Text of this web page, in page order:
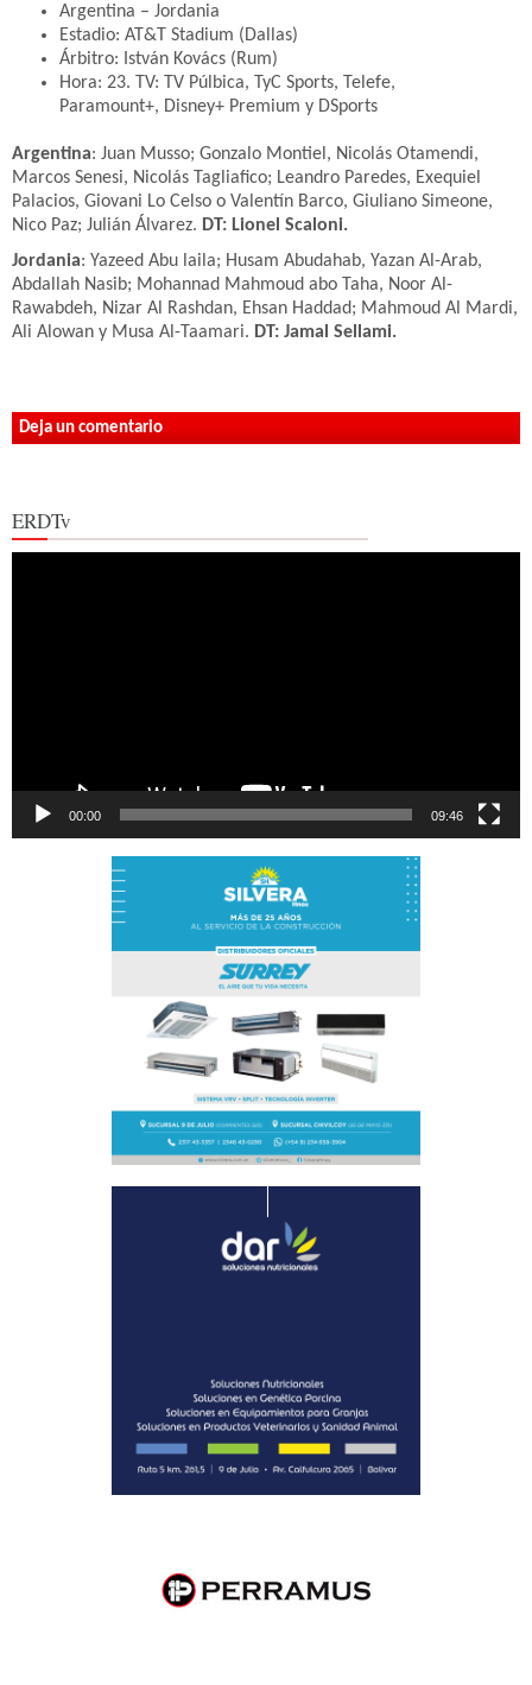
Argentina – Jordania
Estadio: AT&T Stadium (Dallas)
Árbitro: István Kovács (Rum)
Hora: 23. TV: TV Púlbica, TyC Sports, Telefe,
Paramount+, Disney+ Premium y DSports
Argentina: Juan Musso; Gonzalo Montiel, Nicolás Otamendi,
Marcos Senesi, Nicolás Tagliafico; Leandro Paredes, Exequiel
Palacios, Giovani Lo Celso o Valentín Barco, Giuliano Simeone,
Nico Paz; Julián Álvarez. DT: Lionel Scaloni.
Jordania: Yazeed Abu laila; Husam Abudahab, Yazan Al-Arab,
Abdallah Nasib; Mohannad Mahmoud abo Taha, Noor Al-
Rawabdeh, Nizar Al Rashdan, Ehsan Haddad; Mahmoud Al Mardi,
Ali Alowan y Musa Al-Taamari. DT: Jamal Sellami.
Deja un comentario
ERDTv
00:00 09:46